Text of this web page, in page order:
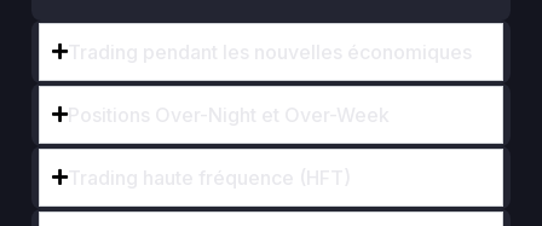
Trading pendant les nouvelles économiques
Positions Over-Night et Over-Week
Trading haute fréquence (HFT)